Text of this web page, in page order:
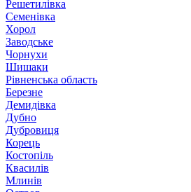
Решетилівка
Семенівка
Хорол
Заводське
Чорнухи
Шишаки
Рівненська область
Березне
Демидівка
Дубно
Дубровиця
Корець
Костопіль
Квасилів
Млинів